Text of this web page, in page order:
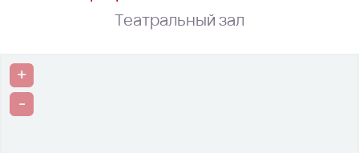
Театральный зал
+
-